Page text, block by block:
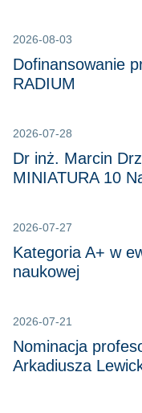
2026-08-03
Dofinansowanie
RADIUM
2026-07-28
Dr inż. Marcin
MINIATURA 10
2026-07-27
Kategoria A+ w
naukowej
2026-07-21
Nominacja
Arkadiusza